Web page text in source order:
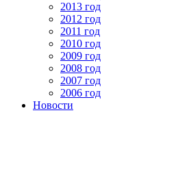
2013 год
2012 год
2011 год
2010 год
2009 год
2008 год
2007 год
2006 год
Новости